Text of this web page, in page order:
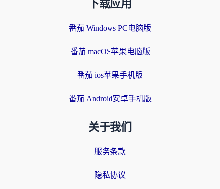
下载应用
番茄 Windows PC电脑版
番茄 macOS苹果电脑版
番茄 ios苹果手机版
番茄 Android安卓手机版
关于我们
服务条款
隐私协议